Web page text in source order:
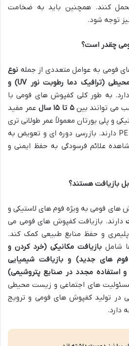
کنند. همچنین باید به ضخامت
توجه شود.
چقدر است؟
فومی به عوامل متعددی از جمله نوع
(ترافیک دما رطوبت نور
و
به طور کلی کفپوش های فومی با
می توانند بین۵ تا۱۵ سال عمر مفید
و پلی یورتان معمولاً عمر طولانی تری
دارند. بازرسی دوره ای و تعویض به
علائم فرسودگی به حفظ ایمنی و
بازیافت هستند؟
های فومی به ویژه فوم های لاستیکی و
دارند. بازیافت کفپوش های فومی می
و حفظ منابع طبیعی کمک کند.
شامل بازیافت مکانیکی (خرد کردن و
های جدید) و بازیافت شیمیایی
و استفاده مجدد در صنایع پتروشیمی)
های اجتماعی و زیست محیطی
در تولید کفپوش های فومی و ترویج
دارد.